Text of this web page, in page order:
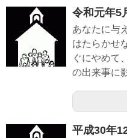
令和元年5
あなたに与
はたらかせ
ぐにやめて
の出来事に
平成30年